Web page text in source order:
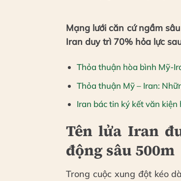
Mạng lưới căn cứ ngầm
Iran duy trì 70% hỏa lực
Thỏa thuận hòa bình Mỹ-
Thỏa thuận Mỹ – Iran:
Iran bác tin ký kết văn
Tên lửa Iran
động sâu 500m
Trong cuộc xung đột kéo